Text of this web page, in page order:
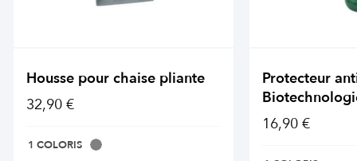
Housse pour chaise pliante
32,90 €
1 COLORIS
Protecteur
16,90 €